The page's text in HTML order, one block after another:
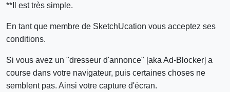
**Il est très simple.
En tant que membre de SketchUcation vous acceptez ses
conditions.
Si vous avez un "dresseur d'annonce" [aka Ad-Blocker] a
course dans votre navigateur, puis certaines choses ne
semblent pas. Ainsi votre capture d'écran.